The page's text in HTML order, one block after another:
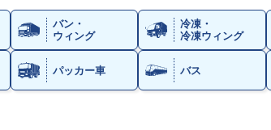
バン・
ウィング
冷凍・
冷凍ウィング
パッカー車 バス